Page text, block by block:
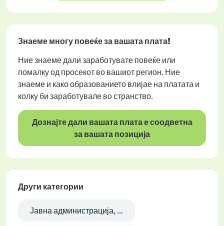
Знаеме многу повеќе за вашата плата!
Ние знаеме дали заработувате повеќе или
помалку од просекот во вашиот регион. Ние
знаеме и како образованието влијае на платата и
колку би заработувале во странство.
Дознајте дали вашата плата е соодветна
за вашата позиција
Други категории
Јавна администрација, ...